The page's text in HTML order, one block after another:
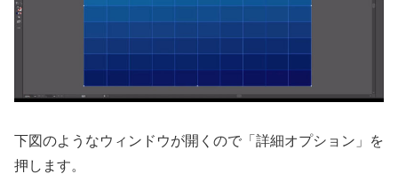
下図のようなウィンドウが開くので「詳細オプション」を
押します。